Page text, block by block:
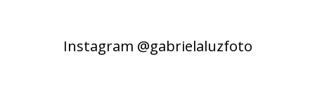
Instagram @gabrielaluzfoto